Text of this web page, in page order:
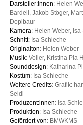
Darsteller:innen: Helen
Bardeli, Jakob Stöger,
Doplbaur
Kamera: Helen Weber, Isa
Schnitt: Isa Schieche
Originalton: Helen Weber
Musik: Voiler, Kristina Pia
Sounddesign: Katharina
Kostüm: Isa Schieche
Weitere Credits: Grafik:
Seidl
Produzent:innen: Isa
Produktion: Isa Schieche
Gefördert von: BMWKMS